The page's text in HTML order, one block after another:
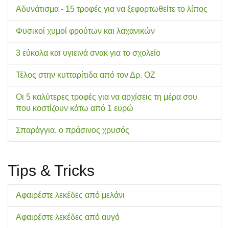
Αδυνάτισμα - 15 τροφές για να ξεφορτωθείτε το λίπος
Φυσικοί χυμοί φρούτων και λαχανικών
3 εύκολα και υγιεινά σνακ για το σχολείo
Τέλος στην κυτταρίτιδα από τον Δρ. ΟΖ
Οι 5 καλύτερες τροφές για να αρχίσεις τη μέρα σου
που κοστίζουν κάτω από 1 ευρώ
Σπαράγγια, ο πράσινος χρυσός
Tips & Tricks
Αφαιρέστε λεκέδες από μελάνι
Αφαιρέστε λεκέδες από αυγό